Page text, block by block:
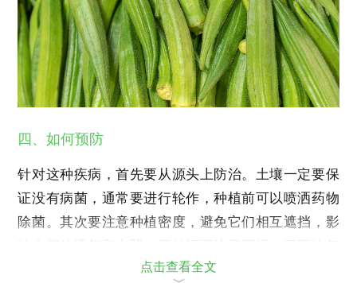
四、如何预防
针对这种疾病，首先要从源头上防治。土壤一定要保
证没有病菌，通常要进行轮作，种植前可以喷洒药物
除菌。其次要注意种植密度，避免它们相互遮挡，影
候太过潮湿，这也是引发疾病的关键要素。
点击查看全文